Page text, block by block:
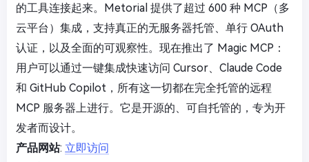
的工具连接起来。Metorial 提供了超过 600 种 MCP（多
云平台）集成，支持真正的无服务器托管、单行 OAuth
认证，以及全面的可观察性。现在推出了 Magic MCP：
用户可以通过一键集成快速访问 Cursor、Claude Code
和 GitHub Copilot，所有这一切都在完全托管的远程
MCP 服务器上进行。它是开源的、可自托管的，专为开
发者而设计。
产品网站: 立即访问